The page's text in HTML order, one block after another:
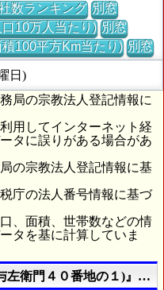
数ランキング 別窓
10万人当たり) 別窓
100平方Km当たり) 別窓
日)
局の宗教法人登記情報に
用してインターネット経
タに誤りがある場合があ
の宗教法人登記情報に基
庁の法人番号情報に基づ
、面積、世帯数などの情
タを基に計算していま
左衛門４０番地の１)』の